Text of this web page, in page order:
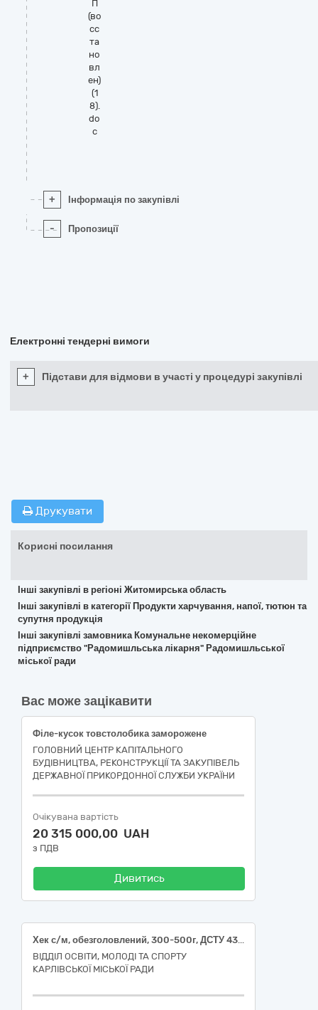
П
(во
сс
та
но
вл
ен)
(1
8).
do
c
+ Інформація по закупівлі
- Пропозиції
Електронні тендерні вимоги
+ Підстави для відмови в участі у процедурі закупівлі
Друкувати
Корисні посилання
Інші закупівлі в регіоні Житомирська область
Інші закупівлі в категорії Продукти харчування, напої, тютюн та
супутня продукція
Інші закупівлі замовника Комунальне некомерційне
підприємство "Радомишльська лікарня" Радомишльської
міської ради
Вас може зацікавити
Філе-кусок товстолобика заморожене
ГОЛОВНИЙ ЦЕНТР КАПІТАЛЬНОГО
БУДІВНИЦТВА, РЕКОНСТРУКЦІЇ ТА ЗАКУПІВЕЛЬ
ДЕРЖАВНОЇ ПРИКОРДОННОЇ СЛУЖБИ УКРАЇНИ
Очікувана вартість
20 315 000,00 UAH
з ПДВ
Дивитись
Хек с/м, обезголовлений, 300-500г, ДСТУ 4378
ВІДДІЛ ОСВІТИ, МОЛОДІ ТА СПОРТУ
КАРЛІВСЬКОЇ МІСЬКОЇ РАДИ